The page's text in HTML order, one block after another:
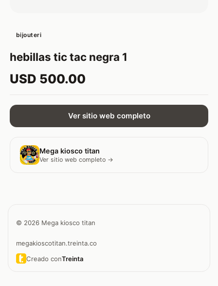
bijouteri
hebillas tic tac negra 1
USD 500.00
Ver sitio web completo
Mega kiosco titan
Ver sitio web completo →
© 2026 Mega kiosco titan
megakioscotitan.treinta.co
Creado conTreinta